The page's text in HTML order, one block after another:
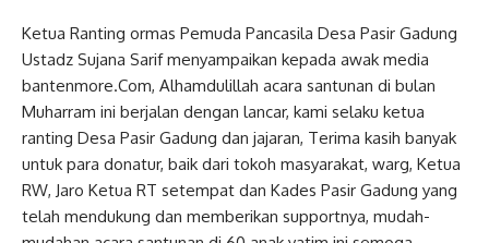
Ketua Ranting ormas Pemuda Pancasila Desa Pasir Gadung
Ustadz Sujana Sarif menyampaikan kepada awak media
bantenmore.Com, Alhamdulillah acara santunan di bulan
Muharram ini berjalan dengan lancar, kami selaku ketua
ranting Desa Pasir Gadung dan jajaran, Terima kasih banyak
untuk para donatur, baik dari tokoh masyarakat, warg, Ketua
RW, Jaro Ketua RT setempat dan Kades Pasir Gadung yang
telah mendukung dan memberikan supportnya, mudah-